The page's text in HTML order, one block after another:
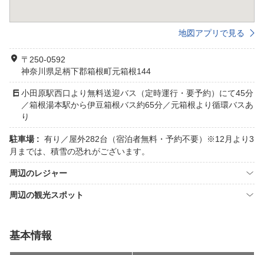
地図アプリで見る
〒250-0592
神奈川県足柄下郡箱根町元箱根144
小田原駅西口より無料送迎バス（定時運行・要予約）にて45分
／箱根湯本駅から伊豆箱根バス約65分／元箱根より循環バスあ
り
駐車場 : 有り／屋外282台（宿泊者無料・予約不要）※12月より3
月までは、積雪の恐れがございます。
周辺のレジャー
周辺の観光スポット
基本情報